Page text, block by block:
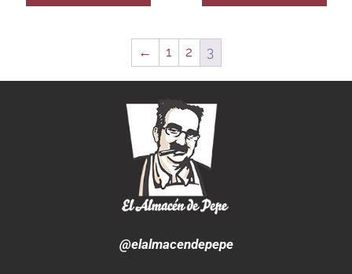
← 1 2 3
@elalmacendepepe